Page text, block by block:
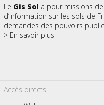
Le Gis Sol a pour missions
d’information sur les sols de
demandes des pouvoirs
> En savoir plus
Accès directs